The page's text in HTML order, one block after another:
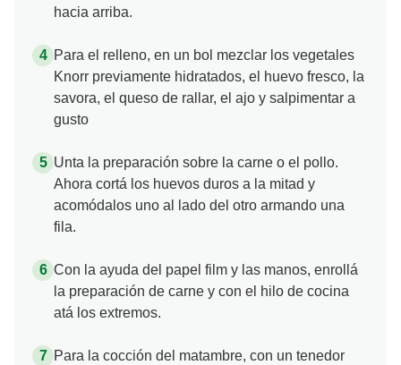
hacia arriba.
Para el relleno, en un bol mezclar los vegetales
Knorr previamente hidratados, el huevo fresco, la
savora, el queso de rallar, el ajo y salpimentar a
gusto
Unta la preparación sobre la carne o el pollo.
Ahora cortá los huevos duros a la mitad y
acomódalos uno al lado del otro armando una
fila.
Con la ayuda del papel film y las manos, enrollá
la preparación de carne y con el hilo de cocina
atá los extremos.
Para la cocción del matambre, con un tenedor